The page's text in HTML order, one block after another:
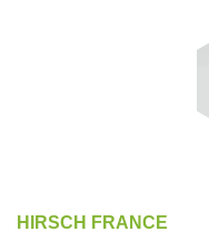
HIRSCH FRANCE